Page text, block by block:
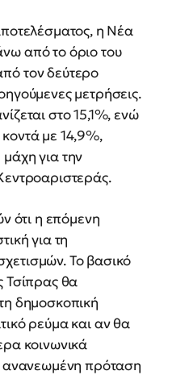
η Νέα
από το όριο του
τον δεύτερο
μετρήσεις.
στο 15,1%, ενώ
με 14,9%,
για την
ότι η επόμενη
για τη
Το βασικό
Τσίπρας θα
δημοσκοπική
ρεύμα και αν θα
κοινωνικά
ανανεωμένη πρόταση